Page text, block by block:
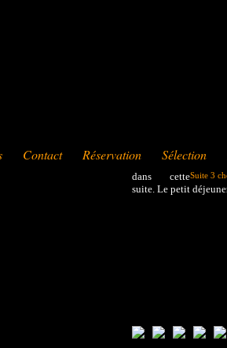
Contact Réservation Sélection
Suite 3
dans cette
suite. Le petit